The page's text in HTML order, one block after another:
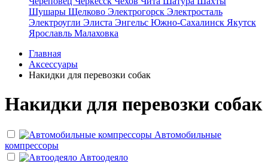
Шушары Щелково Электрогорск Электросталь
Электроугли Элиста Энгельс Южно-Сахалинск Якутск
Ярославль Малаховка
Главная
Аксессуары
Накидки для перевозки собак
Накидки для перевозки собак
Автомобильные
компрессоры
Автоодеяло